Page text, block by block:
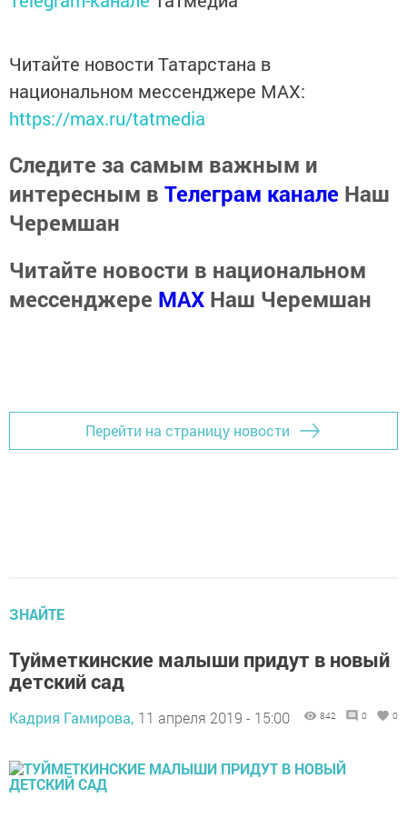
Читайте новости Татарстана в
национальном мессенджере MАХ:
https://max.ru/tatmedia
Следите за самым важным и
интересным в Телеграм канале Наш
Черемшан
Читайте новости в национальном
мессенджере MАХ Наш Черемшан
Перейти на страницу новости
ЗНАЙТЕ
Туйметкинские малыши придут в новый
детский сад
Кадрия Гамирова, 11 апреля 2019 - 15:00 842 0 0